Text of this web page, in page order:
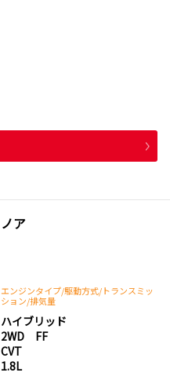
ノア
エンジンタイプ/駆動方式/トランスミッ
ション/排気量
ハイブリッド
2WD FF
CVT
1.8L